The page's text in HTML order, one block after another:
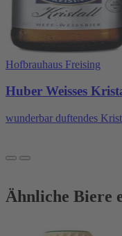
Hofbrauhaus Freising
Huber Weisses
wunderbar duftendes
Ähnliche Biere